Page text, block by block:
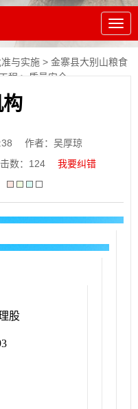
与实施 > 金寨县大别山粮食
程 > 质量安全
作者：吴厚琼
数： 124
我要纠错
股